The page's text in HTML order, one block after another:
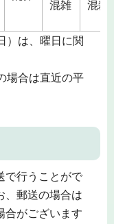
混雑
混雑
）は、曜日に関
場合は直近の平
で行うことがで
、郵送の場合は
合がございます